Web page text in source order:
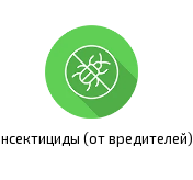
(от вредителей)